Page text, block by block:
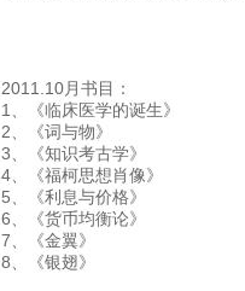
2011.10月书目：
1、《临床医学的诞生
2、《词与物》
3、《知识考古学
4、《福柯思想肖像
5、《利息与价格》
6、《货币均衡论》
7、《金翼》 林
8、《银翅》 庄